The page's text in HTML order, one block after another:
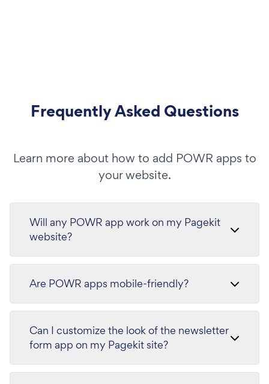
Frequently Asked Questions
Learn more about how to add POWR apps to
your website.
Will any POWR app work on my Pagekit
website?
Are POWR apps mobile-friendly?
Can I customize the look of the newsletter
form app on my Pagekit site?